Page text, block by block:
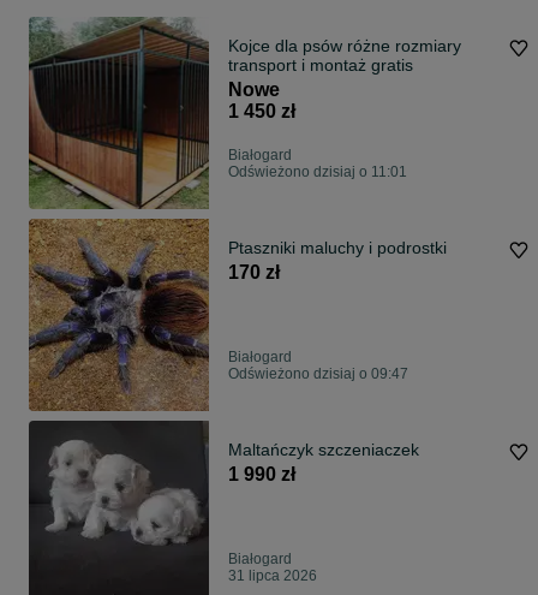
Kojce dla psów różne rozmiary
transport i montaż gratis
Nowe
1 450 zł
Białogard
Odświeżono dzisiaj o 11:01
Ptaszniki maluchy i podrostki
170 zł
Białogard
Odświeżono dzisiaj o 09:47
Maltańczyk szczeniaczek
1 990 zł
Białogard
31 lipca 2026